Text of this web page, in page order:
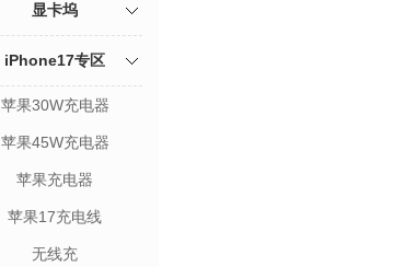
显卡坞
iPhone17专区
苹果30W充电器
苹果45W充电器
苹果充电器
苹果17充电线
无线充